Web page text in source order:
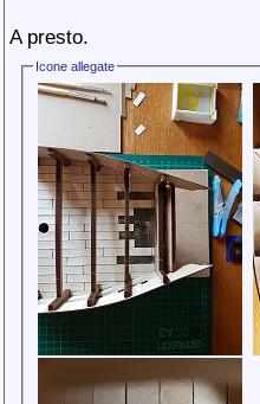
A presto.
Icone allegate